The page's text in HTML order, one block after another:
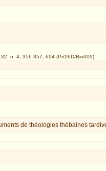
n. 4; 356-357; 694 (Pr/26D/Bio009)
de théologies thébaines